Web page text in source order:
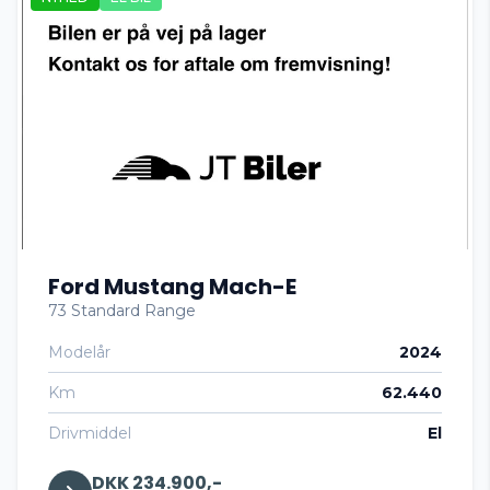
Apple CarPlay
Automatgear
Automatisk fjernlys
Automatisk lys
Ford Mustang Mach-E
73 Standard Range
Modelår 2024
Km 62.440
Drivmiddel El
DKK 234.900,-